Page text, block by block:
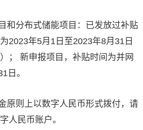
和分布式储能项目：已发放过补贴
2023年5月1日至2023年8月31日
； 新申报项目，补贴时间为并网
日。
原则上以数字人民币形式拨付，请
人民币账户。